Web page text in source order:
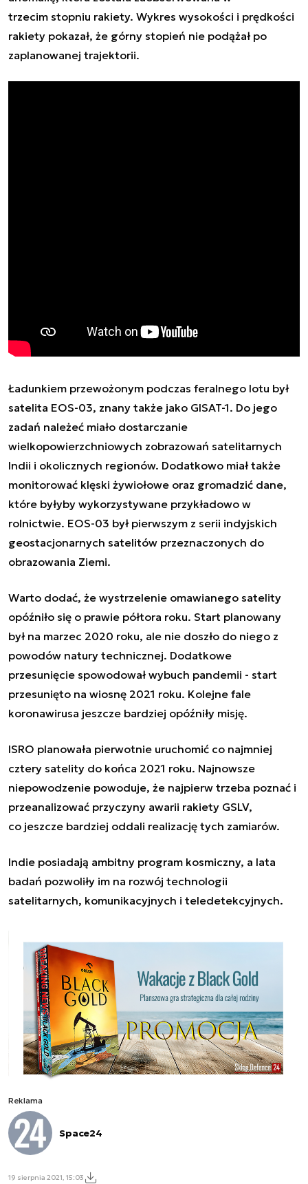
trzecim stopniu rakiety. Wykres wysokości i prędkości
rakiety pokazał, że górny stopień nie podążał po
zaplanowanej trajektorii.
Ładunkiem przewożonym podczas feralnego lotu był
satelita EOS-03, znany także jako GISAT-1. Do jego
zadań należeć miało dostarczanie
wielkopowierzchniowych zobrazowań satelitarnych
Indii i okolicznych regionów. Dodatkowo miał także
monitorować klęski żywiołowe oraz gromadzić dane,
które byłyby wykorzystywane przykładowo w
rolnictwie. EOS-03 był pierwszym z serii indyjskich
geostacjonarnych satelitów przeznaczonych do
obrazowania Ziemi.
Warto dodać, że wystrzelenie omawianego satelity
opóźniło się o prawie półtora roku. Start planowany
był na marzec 2020 roku, ale nie doszło do niego z
powodów natury technicznej. Dodatkowe
przesunięcie spowodował wybuch pandemii - start
przesunięto na wiosnę 2021 roku. Kolejne fale
koronawirusa jeszcze bardziej opóźniły misję.
ISRO planowała pierwotnie uruchomić co najmniej
cztery satelity do końca 2021 roku. Najnowsze
niepowodzenie powoduje, że najpierw trzeba poznać i
przeanalizować przyczyny awarii rakiety GSLV,
co jeszcze bardziej oddali realizację tych zamiarów.
Indie posiadają ambitny program kosmiczny, a lata
badań pozwoliły im na rozwój technologii
satelitarnych, komunikacyjnych i teledetekcyjnych.
Reklama
Space24
19 sierpnia 2021, 15:03